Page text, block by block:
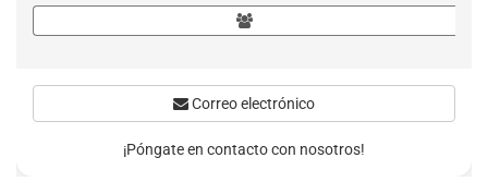
Correo electrónico
¡Póngate en contacto con nosotros!